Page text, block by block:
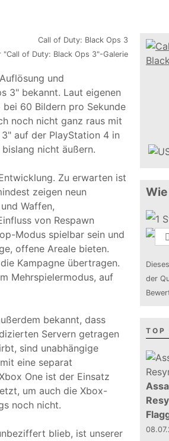
"Call of Duty: Black Ops 3"-Galerie
und
3" bekannt. Laut eigenen
60 Bildern pro Sekunde
noch nicht ganz raus mit
auf der PlayStation 4 in
nicht äußern.
Zu erwarten ist
zeigen neun
Waffen,
von Respawn
Modus spielbar sein und
offene Areale bieten.
Kampagne übertragen.
Mehrspielermodus, auf
bekannt, dass
Servern getragen
sind unabhängige
eine separat
One ist der Einsatz
um auch die Xbox-
noch nicht.
blieb, ist unserer
der
TOP